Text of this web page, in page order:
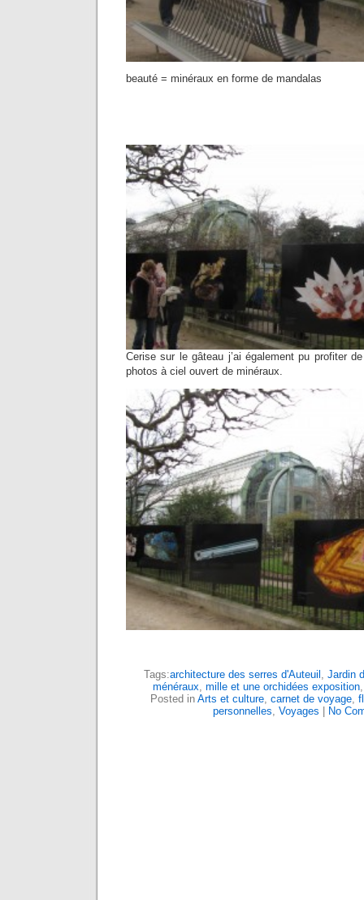
beauté = minéraux en forme de mandalas
Cerise sur le gâteau j’ai également pu profiter
photos à ciel ouvert de minéraux.
Tags:architecture des serres d'Auteuil , Jardin
ménéraux, mille et une orchidées exposition
Posted in Arts et culture, carnet de voyage,
personnelles, Voyages No